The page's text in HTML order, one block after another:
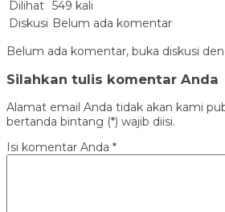
Dilihat 549 kali
Diskusi Belum ada komentar
Belum ada komentar, buka diskusi
Silahkan tulis komentar Anda
Alamat email Anda tidak akan kami
bertanda bintang (*) wajib diisi.
Isi komentar Anda *